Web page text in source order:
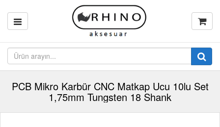
PCB Mikro Karbür CNC Matkap Ucu 10lu Set
1,75mm Tungsten 18 Shank